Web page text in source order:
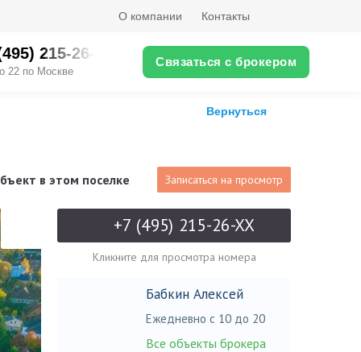
О компании Контакты
215-26-XX
22 по Москве
Связаться с брокером
Вернуться
в этом поселке Записаться на просмотр
+7 (495) 215-26-XX
Кликните для просмотра номера
Бабкин Алексей
Ежедневно с 10 до 20
Все объекты брокера